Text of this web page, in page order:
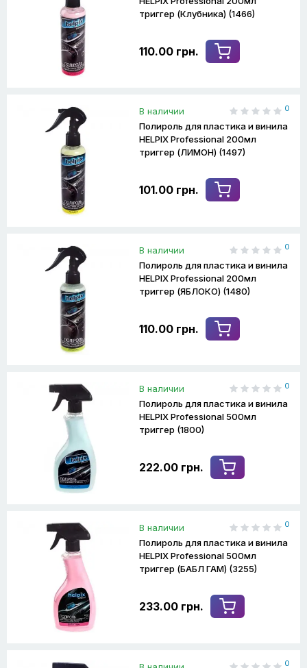
триггер (Клубника) (1466)
110.00 грн.
В наличии 0
Полироль для пластика и винила
HELPIX Professional 200мл
триггер (ЛИМОН) (1497)
101.00 грн.
В наличии 0
Полироль для пластика и винила
HELPIX Professional 200мл
триггер (ЯБЛОКО) (1480)
110.00 грн.
В наличии 0
Полироль для пластика и винила
HELPIX Professional 500мл
триггер (1800)
222.00 грн.
В наличии 0
Полироль для пластика и винила
HELPIX Professional 500мл
триггер (БАБЛ ГАМ) (3255)
233.00 грн.
0